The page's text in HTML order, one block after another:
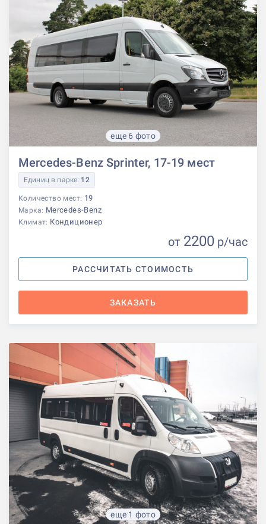
еще 6 фото
Mercedes-Benz Sprinter, 17-19 мест
Единиц в парке: 12
Количество мест: 19
Марка: Mercedes-Benz
Климат: Кондиционер
от 2200 р/час
РАССЧИТАТЬ СТОИМОСТЬ
ЗАКАЗАТЬ
еще 1 фото